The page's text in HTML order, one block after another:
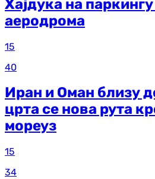
Хајдука на
аеродрома
15
40
Иран и Оман близу
црта се нова рута
мореуз
15
34